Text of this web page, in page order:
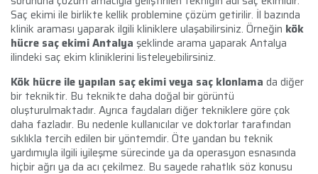
Saç ekimi ile birlikte kellik problemine çözüm getirilir. İl bazında
klinik araması yaparak ilgili kliniklere ulaşabilirsiniz. Örneğin kök
hücre saç ekimi Antalya şeklinde arama yaparak Antalya
ilindeki saç ekim kliniklerini listeleyebilirsiniz.
Kök hücre ile yapılan saç ekimi veya saç klonlama da diğer
bir tekniktir. Bu teknikte daha doğal bir görüntü
oluşturulmaktadır. Ayrıca faydaları diğer tekniklere göre çok
daha fazladır. Bu nedenle kullanıcılar ve doktorlar tarafından
sıklıkla tercih edilen bir yöntemdir. Öte yandan bu teknik
yardımıyla ilgili iyileşme sürecinde ya da operasyon esnasında
hiçbir ağrı ya da acı çekilmez. Bu sayede rahatlık söz konusu